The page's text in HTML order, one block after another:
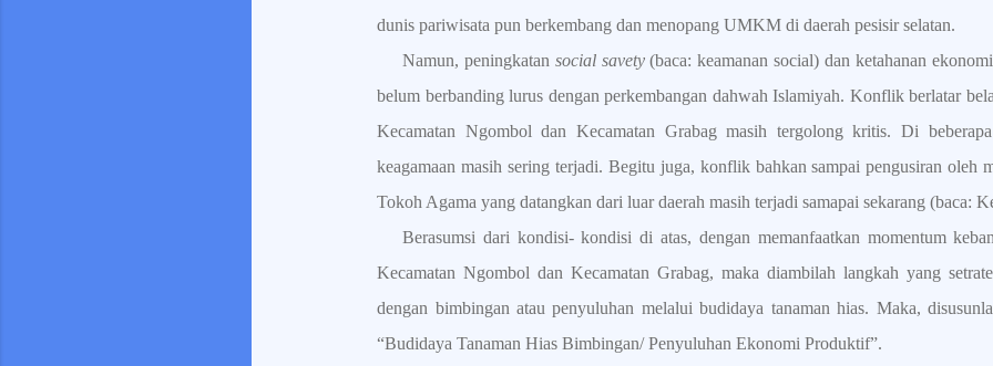
dunis pariwisata pun berkembang dan menopang UMKM di daerah pesisir selatan.
Namun, peningkatan social savety(baca: keamanan social) dan ketahanan
belum berbanding lurus dengan perkembangan dahwah Islamiyah. Konflik berlatar
Kecamatan Ngombol dan Kecamatan Grabag masih tergolong kritis. Di
keagamaan masih sering terjadi. Begitu juga, konflik bahkan sampai pengusiran oleh
Tokoh Agama yang datangkan dari luar daerah masih terjadi samapai sekarang (baca:
Berasumsi dari kondisi- kondisi di atas, dengan memanfaatkan momentum
Kecamatan Ngombol dan Kecamatan Grabag, maka diambilah langkah yang
dengan bimbingan atau penyuluhan melalui budidaya tanaman hias. Maka,
“Budidaya Tanaman Hias Bimbingan/ Penyuluhan Ekonomi Produktif”.